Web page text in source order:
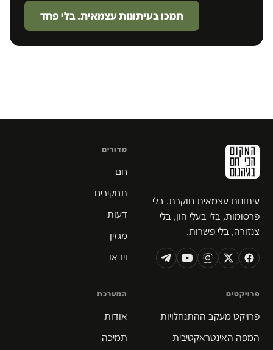
תמכו בעיתונות עצמאית. בלי פחד
עיתונות עצמאית חוקרת. בלי
פרסומות, בלי בעלי הון, בלי
צנזורה, בלי פשרות.
מדורים
חם
תחקירים
דעות
מגזין
וידאו
פרויקטים
פרויקט מעקב ההתנחלויות
המפה האינטראקטיבית
המערכת
אודות
תמיכה